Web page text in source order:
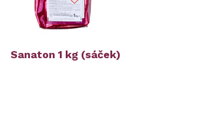
Sanaton 1 kg (sáček)